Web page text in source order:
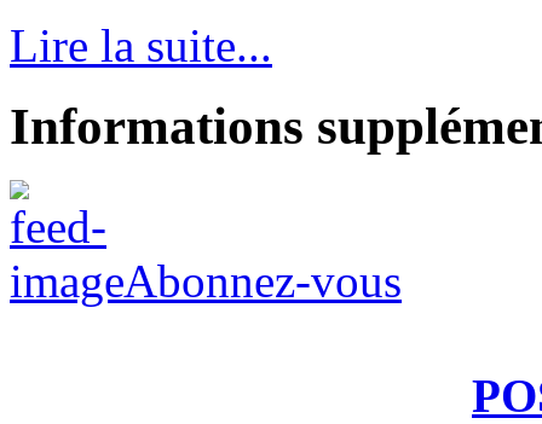
Lire la suite...
Informations
Abonnez-vous